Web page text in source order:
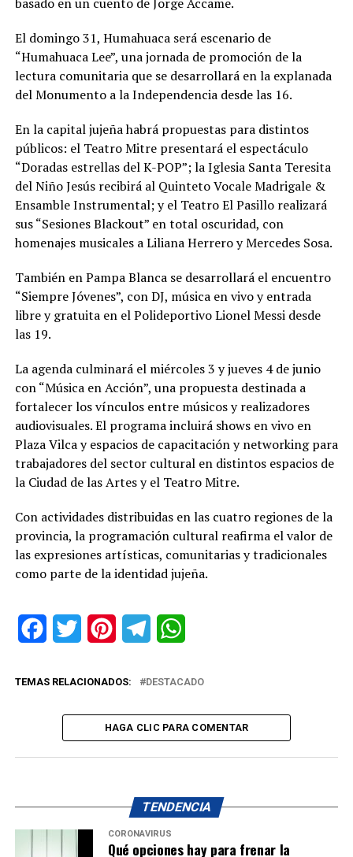
El domingo 31, Humahuaca será escenario de
“Humahuaca Lee”, una jornada de promoción de la
lectura comunitaria que se desarrollará en la explanada
del Monumento a la Independencia desde las 16.
En la capital jujeña habrá propuestas para distintos
públicos: el Teatro Mitre presentará el espectáculo
“Doradas estrellas del K-POP”; la Iglesia Santa Teresita
del Niño Jesús recibirá al Quinteto Vocale Madrigale &
Ensamble Instrumental; y el Teatro El Pasillo realizará
sus “Sesiones Blackout” en total oscuridad, con
homenajes musicales a Liliana Herrero y Mercedes Sosa.
También en Pampa Blanca se desarrollará el encuentro
“Siempre Jóvenes”, con DJ, música en vivo y entrada
libre y gratuita en el Polideportivo Lionel Messi desde
las 19.
La agenda culminará el miércoles 3 y jueves 4 de junio
con “Música en Acción”, una propuesta destinada a
fortalecer los vínculos entre músicos y realizadores
audiovisuales. El programa incluirá shows en vivo en
Plaza Vilca y espacios de capacitación y networking para
trabajadores del sector cultural en distintos espacios de
la Ciudad de las Artes y el Teatro Mitre.
Con actividades distribuidas en las cuatro regiones de la
provincia, la programación cultural reafirma el valor de
las expresiones artísticas, comunitarias y tradicionales
como parte de la identidad jujeña.
FacebookTwitter PinterestTelegram
TEMAS RELACIONADOS: DESTACADO
HAGA CLIC PARA COMENTAR
TENDENCIA
CORONAVIRUS
Qué opciones hay para frenar la